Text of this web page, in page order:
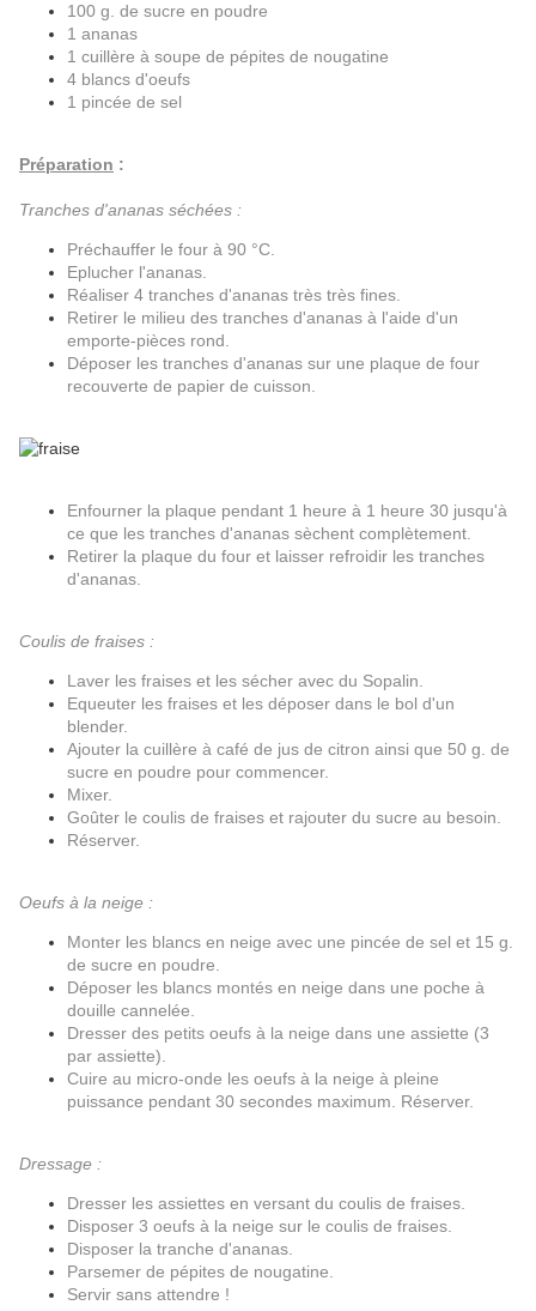
100 g. de sucre en poudre
1 ananas
1 cuillère à soupe de pépites de nougatine
4 blancs d'oeufs
1 pincée de sel
Préparation :
Tranches d'ananas séchées :
Préchauffer le four à 90 °C.
Eplucher l'ananas.
Réaliser 4 tranches d'ananas très très fines.
Retirer le milieu des tranches d'ananas à l'aide d'un
emporte-pièces rond.
Déposer les tranches d'ananas sur une plaque de four
recouverte de papier de cuisson.
Enfourner la plaque pendant 1 heure à 1 heure 30 jusqu'à
ce que les tranches d'ananas sèchent complètement.
Retirer la plaque du four et laisser refroidir les tranches
d'ananas.
Coulis de fraises :
Laver les fraises et les sécher avec du Sopalin.
Equeuter les fraises et les déposer dans le bol d'un
blender.
Ajouter la cuillère à café de jus de citron ainsi que 50 g. de
sucre en poudre pour commencer.
Mixer.
Goûter le coulis de fraises et rajouter du sucre au besoin.
Réserver.
Oeufs à la neige :
Monter les blancs en neige avec une pincée de sel et 15 g.
de sucre en poudre.
Déposer les blancs montés en neige dans une poche à
douille cannelée.
Dresser des petits oeufs à la neige dans une assiette (3
par assiette).
Cuire au micro-onde les oeufs à la neige à pleine
puissance pendant 30 secondes maximum. Réserver.
Dressage :
Dresser les assiettes en versant du coulis de fraises.
Disposer 3 oeufs à la neige sur le coulis de fraises.
Disposer la tranche d'ananas.
Parsemer de pépites de nougatine.
Servir sans attendre !